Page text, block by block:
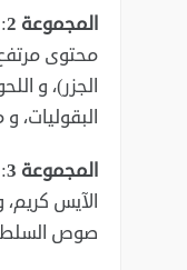
المجموعة 2
محتوى
الجزر)، و
البقوليات،
المجموعة 3
الآيس كريم،
صوص